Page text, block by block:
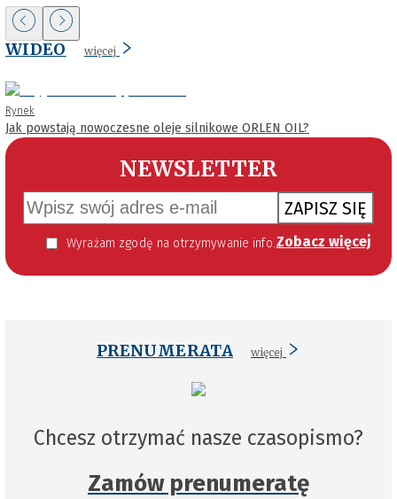
WIDEO więcej
Rynek
Jak powstają nowoczesne oleje silnikowe ORLEN OIL?
NEWSLETTER
ZAPISZ SIĘ
Wyrażam zgodę na otrzymywanie informacji handlowej kierowanej do mnie za pomocą środków komunikacji elektronicznej w szczególności poczty elektronicznej zgodnie z przepisem art. 10 ust 2 ustawy z dnia 18 lipca 2002 roku o świadczeniu usług drogą elektroniczną (Dz. U. 144 z 2002 r. poz. 1204). Zgoda jest dobrowolna, jednak jej wyrażenie jest konieczne, aby otrzymywać newsletter. Zobacz więcej
PRENUMERATA więcej
Chcesz otrzymać nasze czasopismo?
Zamów prenumeratę